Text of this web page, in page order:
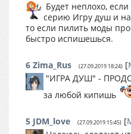
Будет неплохо,
серию Игру душ и
то если пилить моды
быстро испишешься.
6 Zima_Rus (27.09.2019 18:24) [
"ИГРА ДУШ" -
за любой кипишь
5 JDM_love (27.09.2019 15:45) [